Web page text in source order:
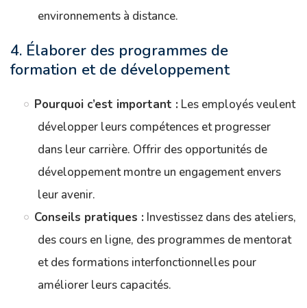
environnements à distance.
4. Élaborer des programmes de
formation et de développement
Pourquoi c’est important : Les employés veulent
développer leurs compétences et progresser
dans leur carrière. Offrir des opportunités de
développement montre un engagement envers
leur avenir.
Conseils pratiques : Investissez dans des ateliers,
des cours en ligne, des programmes de mentorat
et des formations interfonctionnelles pour
améliorer leurs capacités.